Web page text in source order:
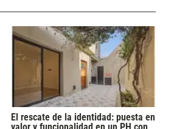
El rescate de la identidad: puesta en